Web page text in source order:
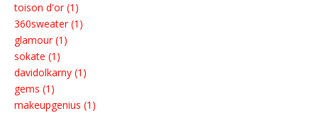
toison d'or (1)
360sweater (1)
glamour (1)
sokate (1)
davidolkarny (1)
gems (1)
makeupgenius (1)